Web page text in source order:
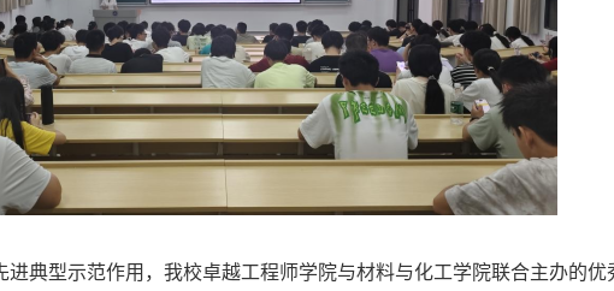
进典型示范作用，我校卓越工程师学院与材料与化工学院联合主办的优